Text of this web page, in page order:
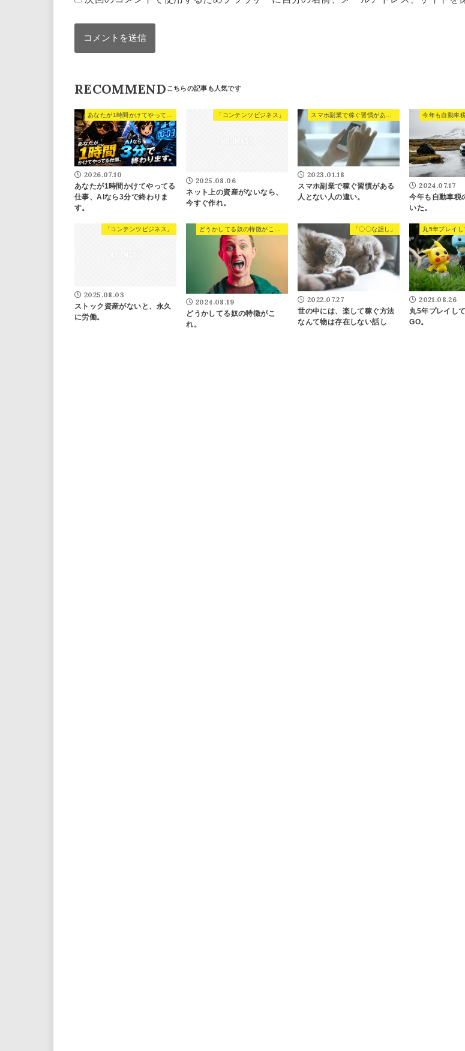
RECOMMEND
2026.07.10
あなたが1時間かけてやってる
仕事、AIなら3分で終わりま
す。
「コンテンツビジネス」
2025.08.06
ネット上の資産がないなら、
今すぐ作れ。
2023.01.18
スマホ副業で稼ぐ習慣がある
人とない人の違い。
2024.07.17
今年も自動車税
いた。
「コンテンツビジネス」
2025.08.03
ストック資産がないと、永久
に労働。
2024.08.19
どうかしてる奴の特徴がこ
れ。
「〇〇な話し」
2022.07.27
世の中には、楽して稼ぐ方法
なんて物は存在しない話し
2021.08.26
丸5年プレイし
GO。